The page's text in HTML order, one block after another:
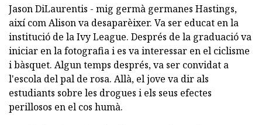
Jason DiLaurentis - mig germà germanes Hastings,
així com Alison va desaparèixer. Va ser educat en la
institució de la Ivy League. Després de la graduació va
iniciar en la fotografia i es va interessar en el ciclisme
i bàsquet. Algun temps després, va ser convidat a
l'escola del pal de rosa. Allà, el jove va dir als
estudiants sobre les drogues i els seus efectes
perillosos en el cos humà.